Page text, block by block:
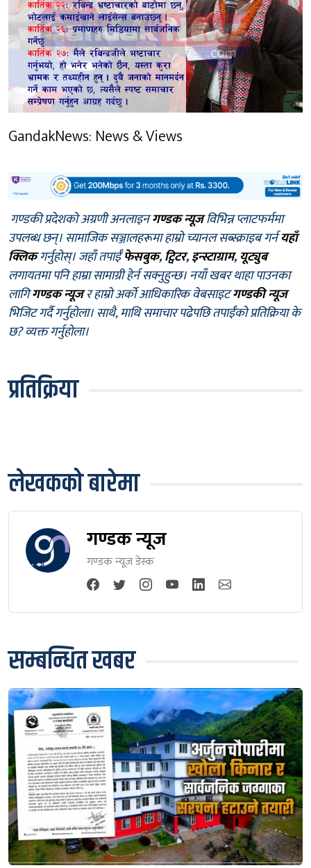
GandakNews: News & Views
गण्डकी प्रदेशको अग्रणी अनलाइनगण्डक न्यूजविभिन्न प्लाटफर्ममा
उपलब्ध छन्। सामाजिक सञ्जालहरूमा हाम्रो च्यानल सब्स्क्राइब गर्नयहाँ
क्लिकगर्नुहोस्। जहाँ तपाईँफेसबुक,ट्विटर,इन्स्टाग्राम, यूट्युब
लगायतमा पनि हाम्रा सामाग्री हेर्न सक्नुहुन्छ। नयाँ खबर थाहा पाउनका
लागिगण्डक न्यूजर हाम्रो अर्को आधिकारिक वेबसाइटगण्डकी न्यूज
भिजिट गर्दै गर्नुहोला। साथै, माथि समाचार पढेपछि तपाईँको प्रतिक्रिया के
छ? व्यक्त गर्नुहोला।
प्रतिक्रिया
लेखकको बारेमा
गण्डक न्यूज
गण्डक न्यूज डेस्क
सम्बन्धित खबर